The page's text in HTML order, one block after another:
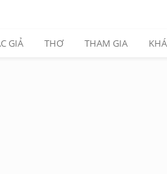
GIẢ THƠ THAM GIA